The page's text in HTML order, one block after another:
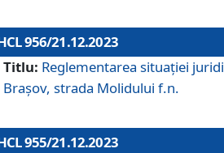
956/21.12.2023
Titlu: Reglementarea situației
Brașov, strada Molidului f.n.
955/21.12.2023